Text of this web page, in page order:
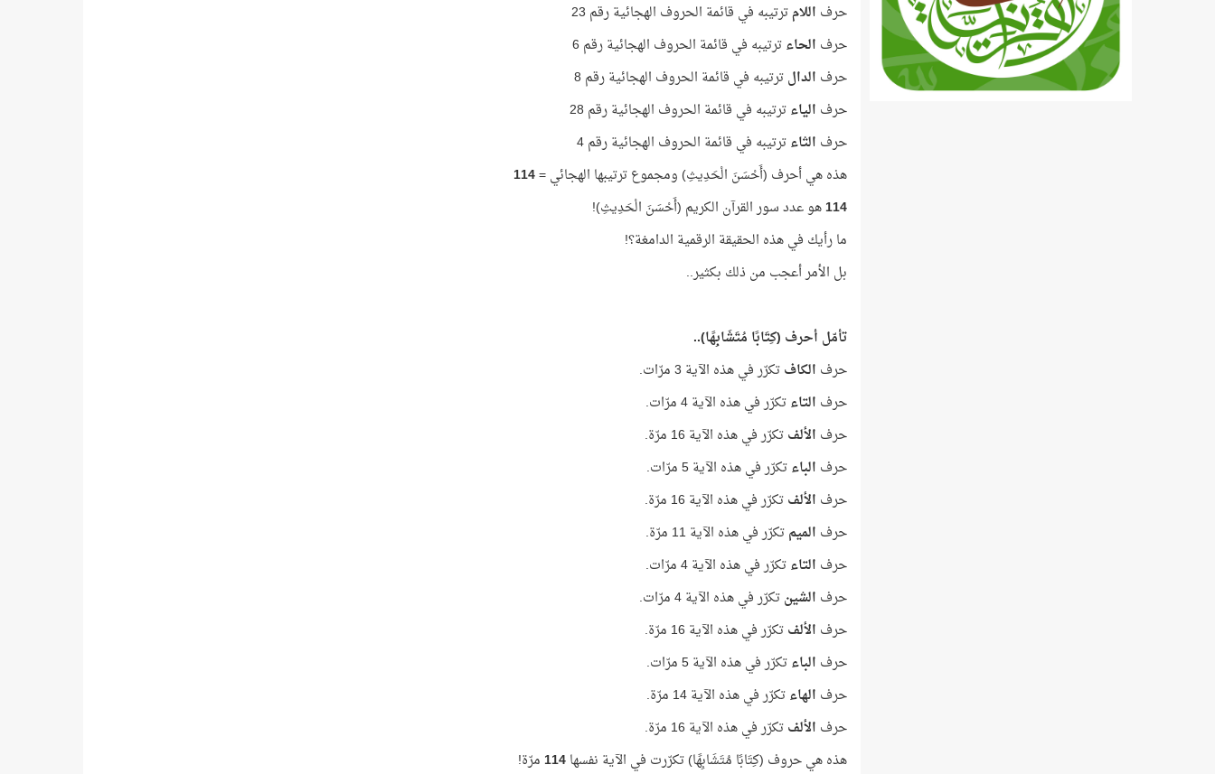
حرف اللامترتيبه في قائمة الحروف الهجائية رقم 23
حرف الحاءترتيبه في قائمة الحروف الهجائية رقم 6
حرف الدالترتيبه في قائمة الحروف الهجائية رقم 8
حرف الياءترتيبه في قائمة الحروف الهجائية رقم 28
حرف الثاءترتيبه في قائمة الحروف الهجائية رقم 4
هذه هي أحرف (أَحْسَنَ الْحَدِيثِ) ومجموع ترتيبها الهجائي =114
114هو عدد سور القرآن الكريم (أَحْسَنَ الْحَدِيثِ)!
ما رأيك في هذه الحقيقة الرقمية الدامغة؟!
بل الأمر أعجب من ذلك بكثير..
تأمّل أحرف (كِتَابًا مُتَشَابِهًا)..
حرف الكافتكرّر في هذه الآية 3 مرّات.
حرف التاءتكرّر في هذه الآية 4 مرّات.
حرف الألفتكرّر في هذه الآية 16 مرّة.
حرف الباءتكرّر في هذه الآية 5 مرّات.
حرف الألفتكرّر في هذه الآية 16 مرّة.
حرف الميمتكرّر في هذه الآية 11 مرّة.
حرف التاءتكرّر في هذه الآية 4 مرّات.
حرف الشينتكرّر في هذه الآية 4 مرّات.
حرف الألفتكرّر في هذه الآية 16 مرّة.
حرف الباءتكرّر في هذه الآية 5 مرّات.
حرف الهاءتكرّر في هذه الآية 14 مرّة.
حرف الألفتكرّر في هذه الآية 16 مرّة.
هذه هي حروف (كِتَابًا مُتَشَابِهًا) تكرّرت في الآية نفسها114مرّة!